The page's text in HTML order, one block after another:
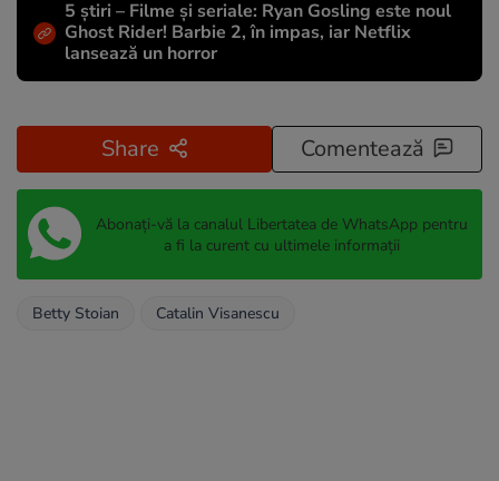
5 știri – Filme și seriale: Ryan Gosling este noul
Ghost Rider! Barbie 2, în impas, iar Netflix
lansează un horror
Share Comentează
Abonați-vă la canalul Libertatea de WhatsApp pentru
a fi la curent cu ultimele informații
Betty Stoian Catalin Visanescu